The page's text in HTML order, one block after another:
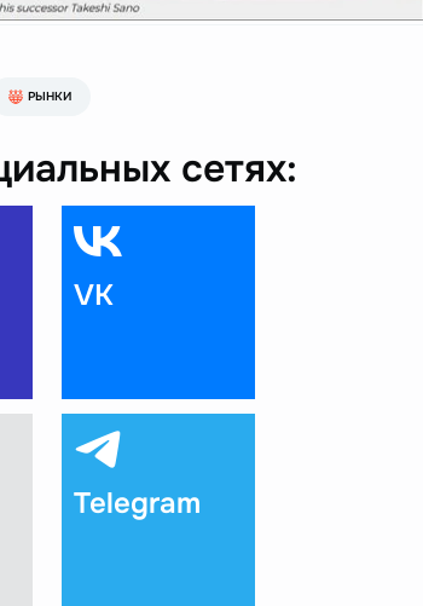
РЫНКИ
сетях:
VK
Telegram